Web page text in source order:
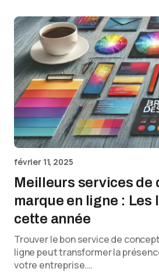
février 11, 2025
Meilleurs services de
marque en ligne : Les
cette année
Trouver le bon service de
ligne peut transformer la
votre entreprise.…